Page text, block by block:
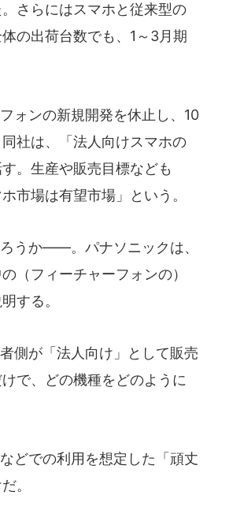
さらにはスマホと従来型の
の出荷台数でも、1～3月期
ォンの新規開発を休止し、10
社は、「法人向けスマホの
。生産や販売目標なども
市場は有望市場」という。
うか――。パナソニックは、
（フィーチャーフォンの）
する。
側が「法人向け」として販売
で、どの機種をどのように
どでの利用を想定した「頑丈
。